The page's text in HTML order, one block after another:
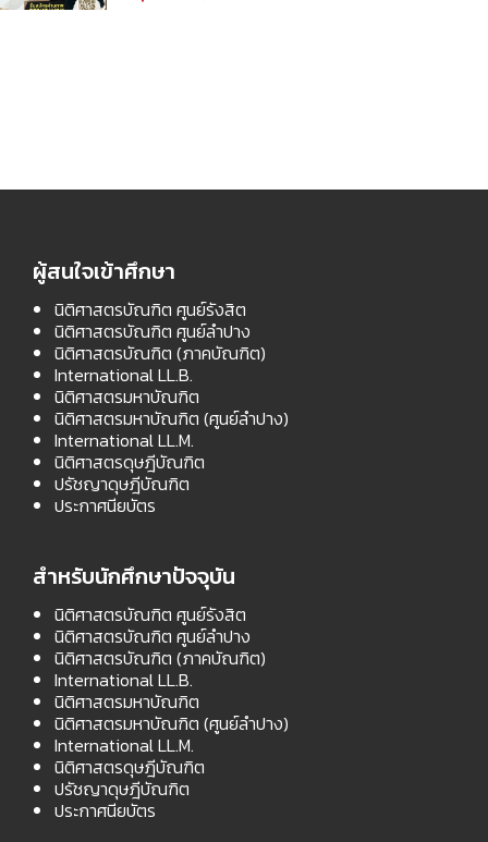
ผู้สนใจเข้าศึกษา
นิติศาสตรบัณฑิต ศูนย์รังสิต
นิติศาสตรบัณฑิต ศูนย์ลำปาง
นิติศาสตรบัณฑิต (ภาคบัณฑิต)
International LL.B.
นิติศาสตรมหาบัณฑิต
นิติศาสตรมหาบัณฑิต (ศูนย์ลำปาง)
International LL.M.
นิติศาสตรดุษฎีบัณฑิต
ปรัชญาดุษฎีบัณฑิต
ประกาศนียบัตร
สำหรับนักศึกษาปัจจุบัน
นิติศาสตรบัณฑิต ศูนย์รังสิต
นิติศาสตรบัณฑิต ศูนย์ลำปาง
นิติศาสตรบัณฑิต (ภาคบัณฑิต)
International LL.B.
นิติศาสตรมหาบัณฑิต
นิติศาสตรมหาบัณฑิต (ศูนย์ลำปาง)
International LL.M.
นิติศาสตรดุษฎีบัณฑิต
ปรัชญาดุษฎีบัณฑิต
ประกาศนียบัตร